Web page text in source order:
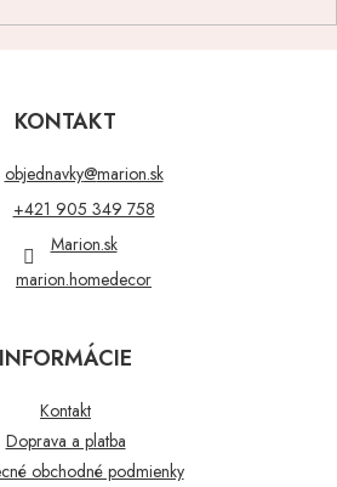
KONTAKT
objednavky@marion.sk
+421 905 349 758
Marion.sk
marion.homedecor
INFORMÁCIE
Kontakt
Doprava a platba
obchodné podmienky